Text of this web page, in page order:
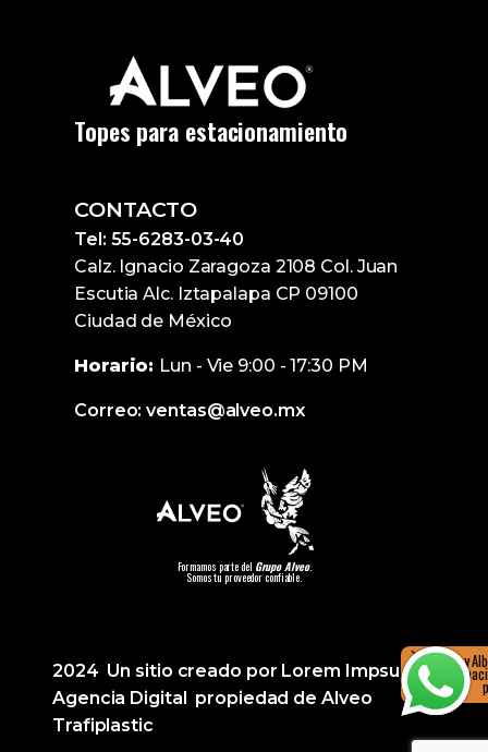
Hola, soy
más
Topes para estacionamiento
CONTACTO
Tel: 55-6283-03-40
Calz. Ignacio Zaragoza 2108 Col. Juan
Escutia Alc. Iztapalapa CP 09100
Ciudad de México
Horario: Lun - Vie 9:00 - 17:30 PM
Correo: ventas@alveo.mx
Formamos parte del Grupo Alveo.
Somos tu proveedor confiable.
2024 Un sitio creado por Lorem Impsumx
Agencia Digital propiedad de Alveo
Trafiplastic